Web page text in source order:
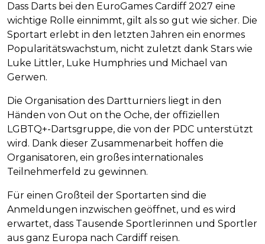
Dass Darts bei den EuroGames Cardiff 2027 eine
wichtige Rolle einnimmt, gilt als so gut wie sicher. Die
Sportart erlebt in den letzten Jahren ein enormes
Popularitätswachstum, nicht zuletzt dank Stars wie
Luke Littler, Luke Humphries und Michael van
Gerwen.
Die Organisation des Dartturniers liegt in den
Händen von Out on the Oche, der offiziellen
LGBTQ+-Dartsgruppe, die von der PDC unterstützt
wird. Dank dieser Zusammenarbeit hoffen die
Organisatoren, ein großes internationales
Teilnehmerfeld zu gewinnen.
Für einen Großteil der Sportarten sind die
Anmeldungen inzwischen geöffnet, und es wird
erwartet, dass Tausende Sportlerinnen und Sportler
aus ganz Europa nach Cardiff reisen.